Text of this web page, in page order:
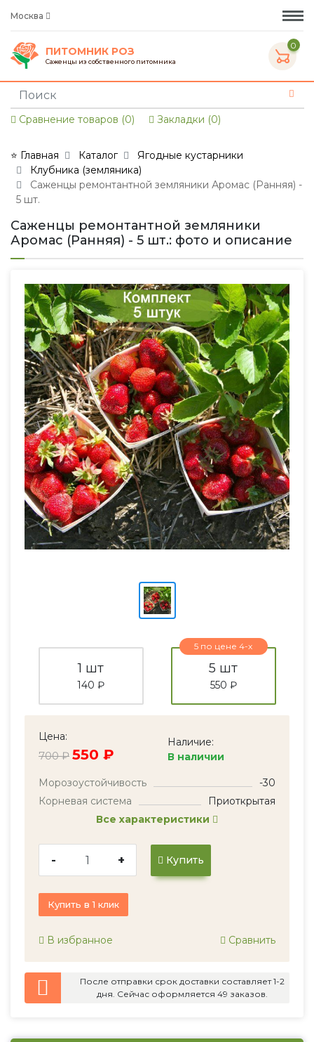
Москва
ПИТОМНИК РОЗ
Саженцы из собственного питомника
0
Сравнение товаров (0) Закладки (0)
⭐ Главная Каталог
Ягодные кустарники
Клубника (земляника)
Саженцы ремонтантной земляники Аромас (Ранняя) -
5 шт.
Саженцы ремонтантной земляники
Аромас (Ранняя) - 5 шт.: фото и описание
1 шт
140 ₽
5 по цене 4-х
5 шт
550 ₽
Цена:
700 ₽ 550 ₽
Наличие:
В наличии
Морозоустойчивость
-30
Корневая система
Приоткрытая
Все характеристики
- + Купить
Купить в 1 клик
В избранное Сравнить
После отправки срок доставки составляет 1-2
дня. Сейчас оформляется 49 заказов.